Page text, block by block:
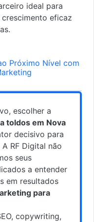
ideal para
eficaz
Próximo Nível com
escolher a
toldos em Nova
decisivo para
RF Digital não
seus
a entender
em resultados
para
copywriting,